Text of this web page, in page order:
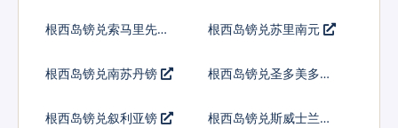
根西岛镑兑索马里先令 根西岛镑兑苏里南元
根西岛镑兑南苏丹镑
根西岛镑兑圣多美多布
根西岛镑兑叙利亚镑
根西岛镑兑斯威士兰里